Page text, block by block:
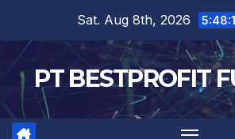
content
Sat. Aug 8th, 2026
PT BESTPROFIT